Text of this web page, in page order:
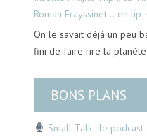
Roman Frayssinet… en lip-
On le savait déjà un peu
fini de faire rire la
BONS PLANS
Small Talk : le